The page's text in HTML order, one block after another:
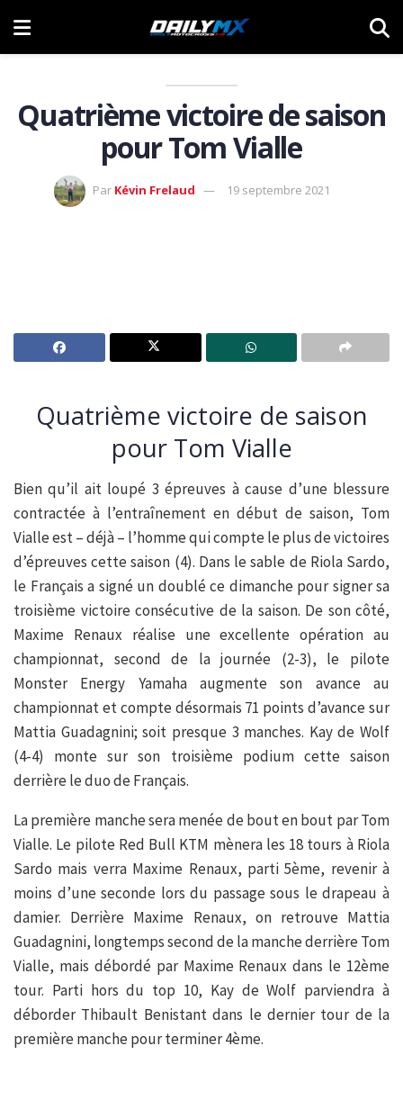
Quatrième victoire de saison
pour Tom Vialle
Par Kévin Frelaud 19 septembre 2021
Quatrième victoire de saison
pour Tom Vialle
Bien qu’il ait loupé 3 épreuves à cause d’une blessure
contractée à l’entraînement en début de saison, Tom
Vialle est – déjà – l’homme qui compte le plus de victoires
d’épreuves cette saison (4). Dans le sable de Riola Sardo,
le Français a signé un doublé ce dimanche pour signer sa
troisième victoire consécutive de la saison. De son côté,
Maxime Renaux réalise une excellente opération au
championnat, second de la journée (2-3), le pilote
Monster Energy Yamaha augmente son avance au
championnat et compte désormais 71 points d’avance sur
Mattia Guadagnini; soit presque 3 manches. Kay de Wolf
(4-4) monte sur son troisième podium cette saison
derrière le duo de Français.
La première manche sera menée de bout en bout par Tom
Vialle. Le pilote Red Bull KTM mènera les 18 tours à Riola
Sardo mais verra Maxime Renaux, parti 5ème, revenir à
moins d’une seconde lors du passage sous le drapeau à
damier. Derrière Maxime Renaux, on retrouve Mattia
Guadagnini, longtemps second de la manche derrière Tom
Vialle, mais débordé par Maxime Renaux dans le 12ème
tour. Parti hors du top 10, Kay de Wolf parviendra à
déborder Thibault Benistant dans le dernier tour de la
première manche pour terminer 4ème.